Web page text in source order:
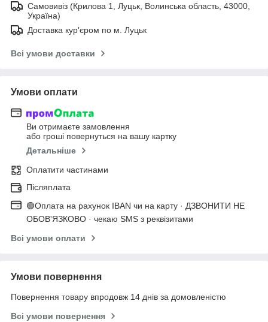
Самовивіз (Крилова 1, Луцьк, Волинська область, 43000,
Україна)
Доставка кур'єром по м. Луцьк
Всі умови доставки
Умови оплати
Ви отримаєте замовлення
або гроші повернуться на вашу картку
Детальніше
Оплатити частинами
Післяплата
🟢Оплата на рахунок IBAN чи на карту · ДЗВОНИТИ НЕ
ОБОВ'ЯЗКОВО · чекаю SMS з реквізитами
Всі умови оплати
Умови повернення
Повернення товару впродовж 14 днів за домовленістю
Всі умови повернення